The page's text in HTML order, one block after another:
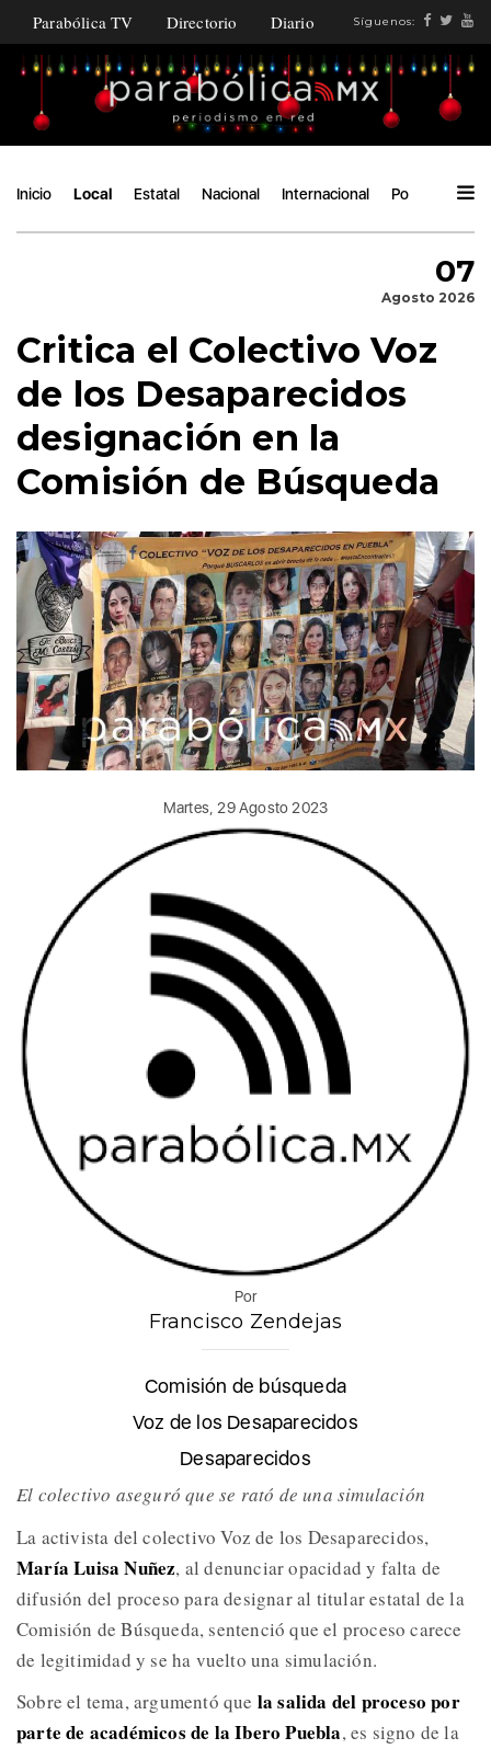
Parabólica TV Directorio Diario Síguenos:
Inicio Local Estatal Nacional Internacional Política
07
Agosto 2026
Critica el Colectivo Voz
de los Desaparecidos
designación en la
Comisión de Búsqueda
Martes, 29 Agosto 2023
Por
Francisco Zendejas
Comisión de búsqueda
Voz de los Desaparecidos
Desaparecidos
El colectivo aseguró que se rató de una simulación
La activista del colectivo Voz de los Desaparecidos,
María Luisa Nuñez, al denunciar opacidad y falta de
difusión del proceso para designar al titular estatal de la
Comisión de Búsqueda, sentenció que el proceso carece
de legitimidad y se ha vuelto una simulación.
Sobre el tema, argumentó que la salida del proceso por
parte de académicos de la Ibero Puebla, es signo de la